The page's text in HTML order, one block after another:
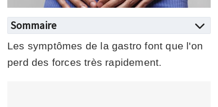
Sommaire
Les symptômes de la gastro font que l'on
perd des forces très rapidement.